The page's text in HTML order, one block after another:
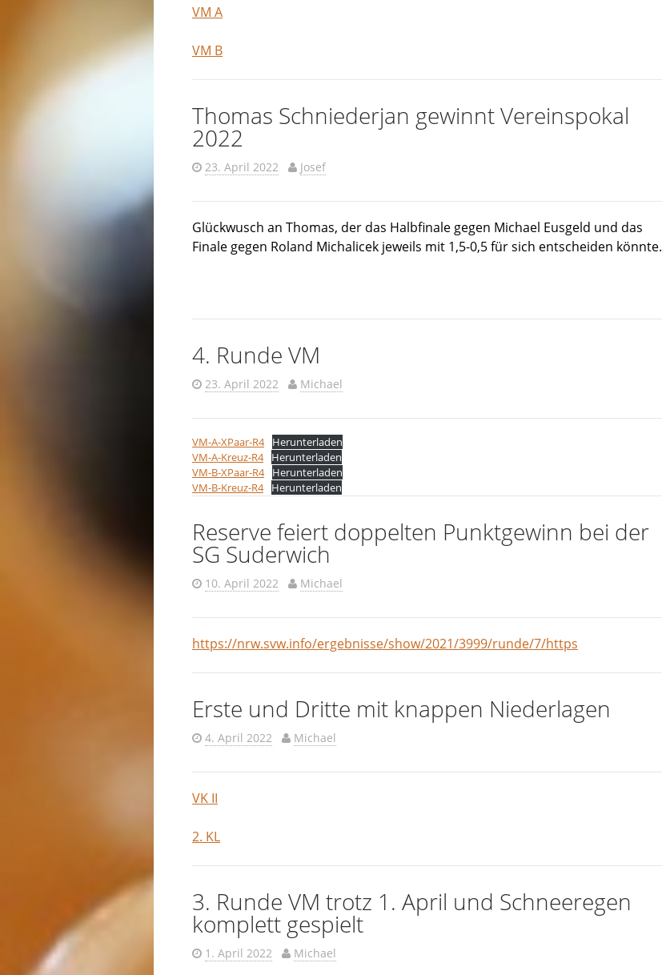
VM A
VM B
Thomas Schniederjan gewinnt Vereinspokal
2022
23. April 2022 Josef
Glückwusch an Thomas, der das Halbfinale gegen Michael Eusgeld und das
Finale gegen Roland Michalicek jeweils mit 1,5-0,5 für sich entscheiden könnte.
4. Runde VM
23. April 2022 Michael
VM-A-XPaar-R4
Herunterladen
VM-A-Kreuz-R4
Herunterladen
VM-B-XPaar-R4
Herunterladen
VM-B-Kreuz-R4
Herunterladen
Reserve feiert doppelten Punktgewinn bei der
SG Suderwich
10. April 2022 Michael
https://nrw.svw.info/ergebnisse/show/2021/3999/runde/7/https
Erste und Dritte mit knappen Niederlagen
4. April 2022 Michael
VK II
2. KL
3. Runde VM trotz 1. April und Schneeregen
komplett gespielt
1. April 2022 Michael